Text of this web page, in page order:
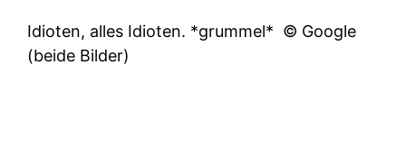
Idioten, alles Idioten. *grummel* © Google
(beide Bilder)